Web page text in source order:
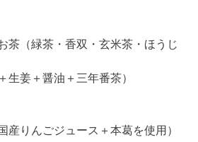
茶（緑茶・香双・玄米茶・ほうじ
生姜＋醤油＋三年番茶）
産りんごジュース＋本葛を使用）